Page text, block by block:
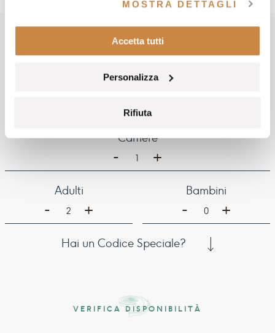
MOSTRA DETTAGLI
Accetta tutti
Personalizza
Rifiuta
PRENOTA IL TUO
SOGGIORNO
Camere
- +
Adulti
2
- +
Bambini
0
- +
Hai un Codice Speciale?
VERIFICA DISPONIBILITÀ